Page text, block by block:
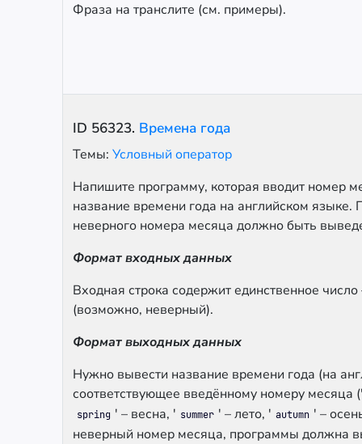
Фраза на транслите (см. примеры).
ID 56323. Времена года
Темы: Условный оператор
Напишите программу, которая вводит номер
название времени года на английском языке.
неверного номера месяца должно быть
Формат входных данных
Входная строка содержит единственное
(возможно, неверный).
Формат выходных данных
Нужно вывести название времени года (на
соответствующее введённому номеру месяца
spring ' – весна, ' summer ' – лето, ' autumn ' –
неверный номер месяца, программы должна